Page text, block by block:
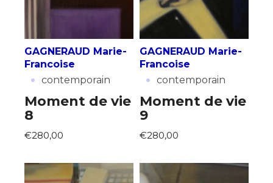
GAGNERAUD Marie-
Francoise
· contemporain
Moment de vie
8
€280,00
GAGNERAUD Marie-
Francoise
· contemporain
Moment de vie
9
€280,00